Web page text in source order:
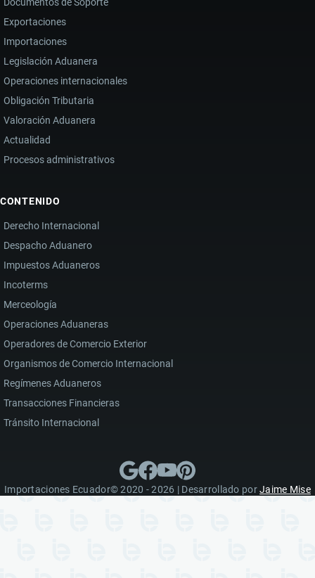
Documentos de Soporte
Exportaciones
Importaciones
Legislación Aduanera
Operaciones internacionales
Obligación Tributaria
Valoración Aduanera
Actualidad
Procesos administrativos
CONTENIDO
Derecho Internacional
Despacho Aduanero
Impuestos Aduaneros
Incoterms
Merceología
Operaciones Aduaneras
Operadores de Comercio Exterior
Organismos de Comercio Internacional
Regímenes Aduaneros
Transacciones Financieras
Tránsito Internacional
Importaciones Ecuador© 2020 - 2026 | Desarrollado porJaime Mise